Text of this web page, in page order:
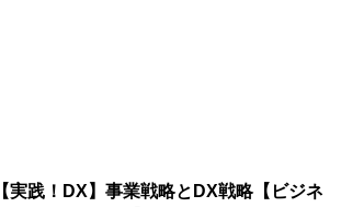
【実践！DX】事業戦略とDX戦略【ビジネ